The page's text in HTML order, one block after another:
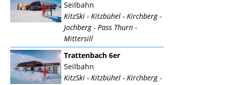
Seilbahn
KitzSki - Kitzbühel - Kirchberg -
Jochberg - Pass Thurn -
Mittersill
Trattenbach 6er
Seilbahn
KitzSki - Kitzbühel - Kirchberg -